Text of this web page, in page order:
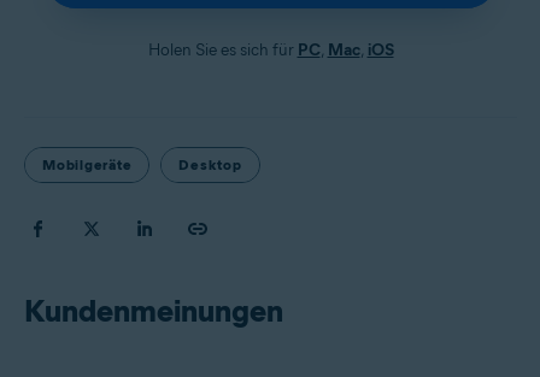
Holen Sie es sich für PC, Mac, iOS
Mobilgeräte Desktop
Kundenmeinungen